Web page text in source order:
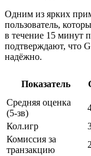
Одним из ярких
пользователь,
в течение 15 минут
подтверждают, что
надёжно.
Показатель
Средняя оценка
(5‑зв)
Кол.игр
Комиссия за
транзакцию